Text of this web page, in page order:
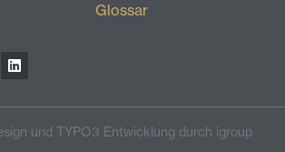
Glossar
und TYPO3 Entwicklung durch igroup